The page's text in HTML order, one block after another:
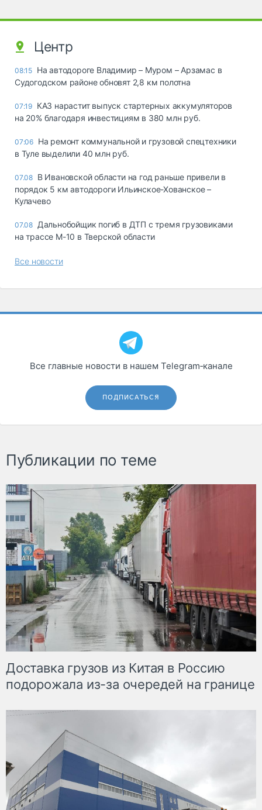
Центр
08:15 На автодороге Владимир – Муром – Арзамас в
Судогодском районе обновят 2,8 км полотна
07:19 КАЗ нарастит выпуск стартерных аккумуляторов
на 20% благодаря инвестициям в 380 млн руб.
07:06 На ремонт коммунальной и грузовой спецтехники
в Туле выделили 40 млн руб.
07.08 В Ивановской области на год раньше привели в
порядок 5 км автодороги Ильинское-Хованское –
Кулачево
07.08 Дальнобойщик погиб в ДТП с тремя грузовиками
на трассе М-10 в Тверской области
Все новости
Все главные новости в нашем Telegram‑канале
ПОДПИСАТЬСЯ
Публикации по теме
Доставка грузов из Китая в Россию
подорожала из-за очередей на границе